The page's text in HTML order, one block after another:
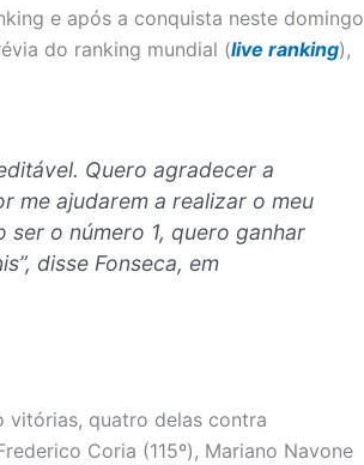
e após a conquista neste domingo
do ranking mundial (live ranking),
Quero agradecer a
me ajudarem a realizar o meu
o número 1, quero ganhar
disse Fonseca, em
vitórias, quatro delas contra
Coria (115º), Mariano Navone